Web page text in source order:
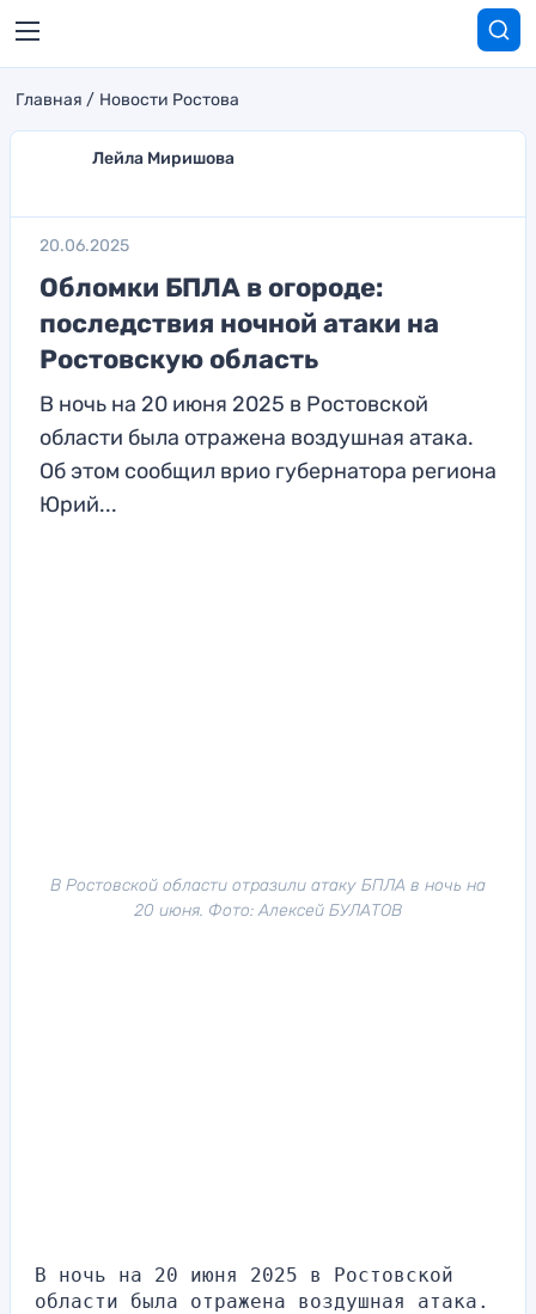
Главная Новости Ростова
Лейла Миришова
20.06.2025
Обломки БПЛА в огороде:
последствия ночной атаки на
Ростовскую область
В ночь на 20 июня 2025 в Ростовской
области была отражена воздушная атака.
Об этом сообщил врио губернатора региона
Юрий...
В Ростовской области отразили атаку БПЛА в ночь на
20 июня. Фото: Алексей БУЛАТОВ
В ночь на 20 июня 2025 в Ростовской
области была отражена воздушная атака.